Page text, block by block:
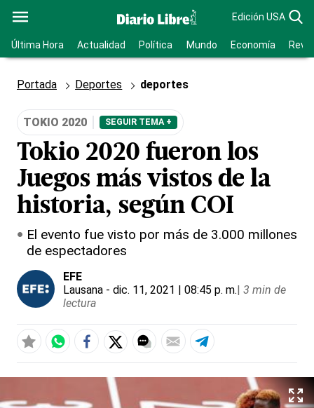
Edición USA
Última Hora Actualidad Política Mundo Economía
Portada Deportes deportes
TOKIO 2020 SEGUIR TEMA +
Tokio 2020 fueron los
Juegos más vistos de la
historia, según COI
El evento fue visto por más de 3.000 millones
de espectadores
EFE
Lausana - dic. 11, 2021 | 08:45 p. m.| 3 min de
lectura